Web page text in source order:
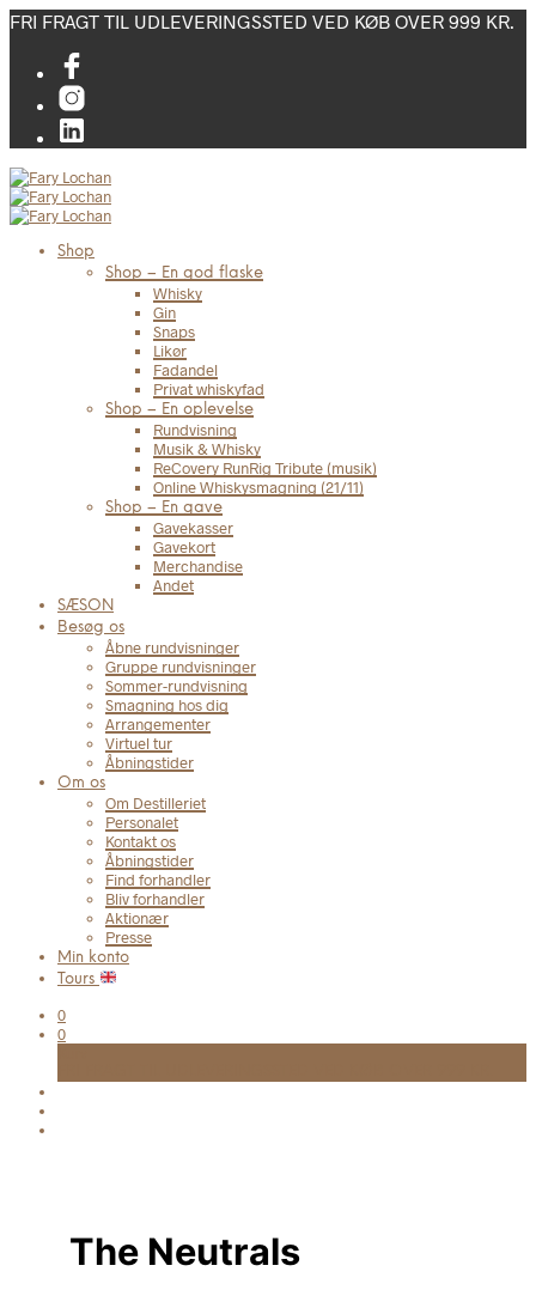
FRI FRAGT TIL UDLEVERINGSSTED VED KØB OVER 999 KR.
Shop
Shop – En god flaske
Whisky
Gin
Snaps
Likør
Fadandel
Privat whiskyfad
Shop – En oplevelse
Rundvisning
Musik & Whisky
ReCovery RunRig Tribute (musik)
Online Whiskysmagning (21/11)
Shop – En gave
Gavekasser
Gavekort
Merchandise
Andet
SÆSON
Besøg os
Åbne rundvisninger
Gruppe rundvisninger
Sommer-rundvisning
Smagning hos dig
Arrangementer
Virtuel tur
Åbningstider
Om os
Om Destilleriet
Personalet
Kontakt os
Åbningstider
Find forhandler
Bliv forhandler
Aktionær
Presse
Min konto
Tours
0
0
The Neutrals